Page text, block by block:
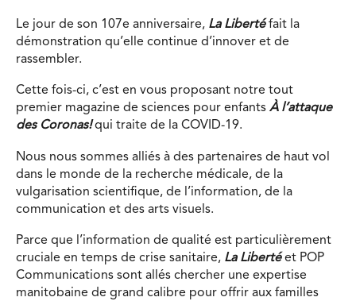
Le jour de son 107e anniversaire, La Liberté fait la
démonstration qu’elle continue d’innover et de
rassembler.
Cette fois-ci, c’est en vous proposant notre tout
premier magazine de sciences pour enfants À l’attaque
des Coronas!qui traite de la COVID-19.
Nous nous sommes alliés à des partenaires de haut vol
dans le monde de la recherche médicale, de la
vulgarisation scientifique, de l’information, de la
communication et des arts visuels.
Parce que l’information de qualité est particulièrement
cruciale en temps de crise sanitaire, La Libertéet POP
Communications sont allés chercher une expertise
manitobaine de grand calibre pour offrir aux familles